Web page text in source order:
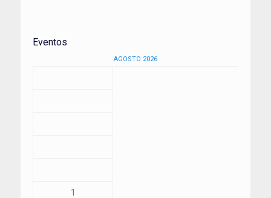
Eventos
AGOSTO 2026
1